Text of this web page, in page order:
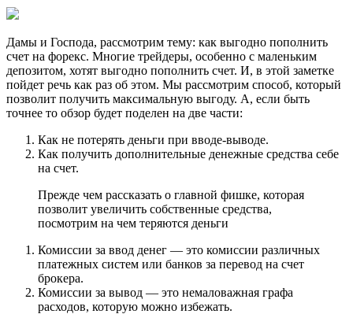
Дамы и Господа, рассмотрим тему: как выгодно пополнить
счет на форекс. Многие трейдеры, особенно с маленьким
депозитом, хотят выгодно пополнить счет. И, в этой заметке
пойдет речь как раз об этом. Мы рассмотрим способ, который
позволит получить максимальную выгоду. А, если быть
точнее то обзор будет поделен на две части:
Как не потерять деньги при вводе-выводе.
Как получить дополнительные денежные средства себе
на счет.
Прежде чем рассказать о главной фишке, которая
позволит увеличить собственные средства,
посмотрим на чем теряются деньги
Комиссии за ввод денег — это комиссии различных
платежных систем или банков за перевод на счет
брокера.
Комиссии за вывод — это немаловажная графа
расходов, которую можно избежать.